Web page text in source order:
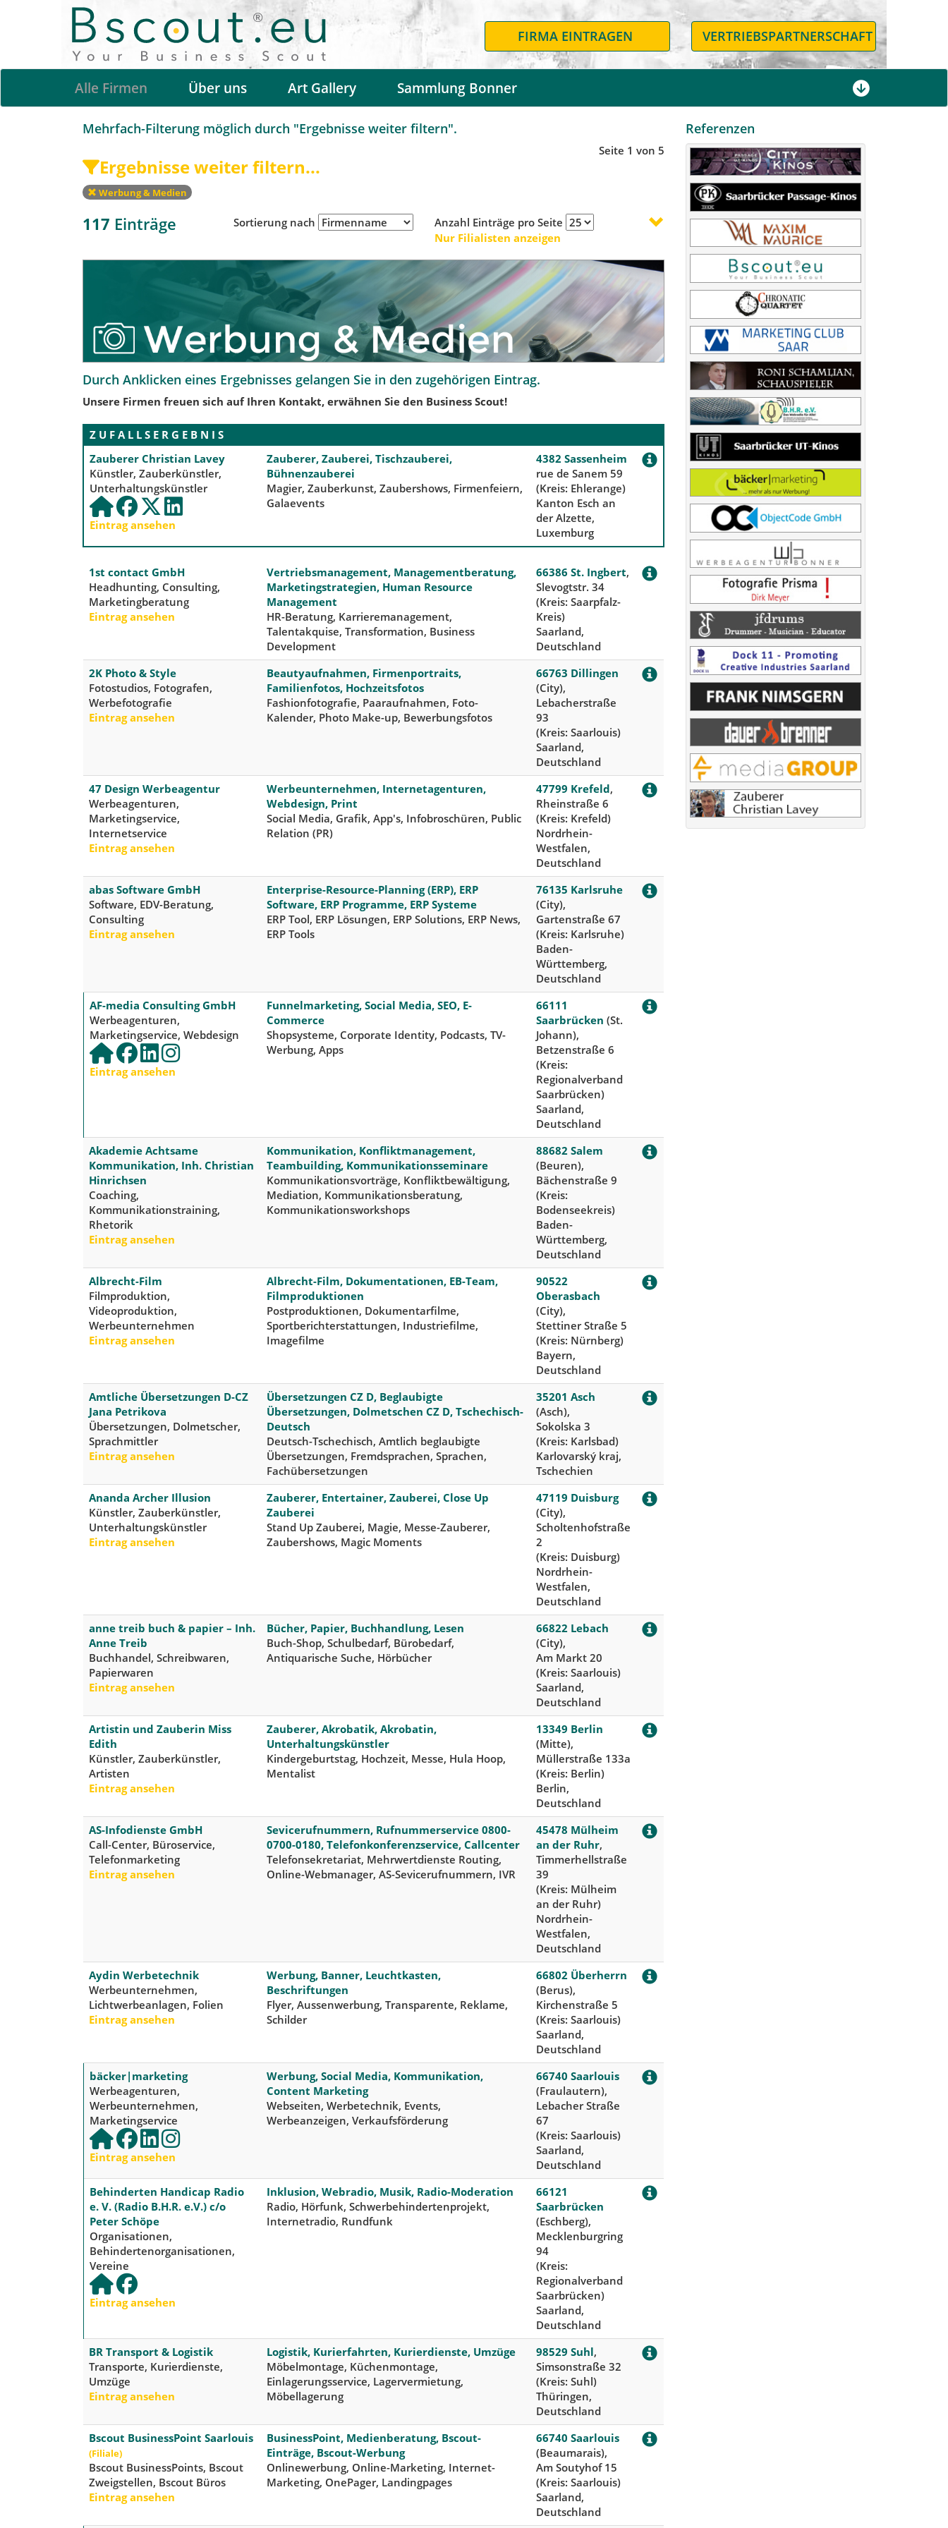
FIRMA EINTRAGEN VERTRIEBSPARTNERSCHAFT
Alle Firmen Über uns Art Gallery Sammlung Bonner
Mehrfach-Filterung möglich durch "Ergebnisse weiter filtern".
Ergebnisse weiter filtern...
Seite 1 von 5
Werbung & Medien
117 Einträge Sortierung nach
Anzahl Einträge pro Seite
Nur Filialisten anzeigen
Durch Anklicken eines Ergebnisses gelangen Sie in den zugehörigen Eintrag.
Unsere Firmen freuen sich auf Ihren Kontakt, erwähnen Sie den Business Scout!
Z U F A L L S E R G E B N I S
Zauberer Christian Lavey
Künstler, Zauberkünstler,
Unterhaltungskünstler
Eintrag ansehen
Zauberer, Zauberei, Tischzauberei,
Bühnenzauberei
Magier, Zauberkunst, Zaubershows, Firmenfeiern,
Galaevents
4382 Sassenheim
rue de Sanem 59
(Kreis: Ehlerange)
Kanton Esch an
der Alzette,
Luxemburg
1st contact GmbH
Headhunting, Consulting,
Marketingberatung
Eintrag ansehen
Vertriebsmanagement, Managementberatung,
Marketingstrategien, Human Resource
Management
HR-Beratung, Karrieremanagement,
Talentakquise, Transformation, Business
Development
66386 St. Ingbert,
Slevogtstr. 34
(Kreis: Saarpfalz-
Kreis)
Saarland,
Deutschland
2K Photo & Style
Fotostudios, Fotografen,
Werbefotografie
Eintrag ansehen
Beautyaufnahmen, Firmenportraits,
Familienfotos, Hochzeitsfotos
Fashionfotografie, Paaraufnahmen, Foto-
Kalender, Photo Make-up, Bewerbungsfotos
66763 Dillingen
(City),
Lebacherstraße
93
(Kreis: Saarlouis)
Saarland,
Deutschland
47 Design Werbeagentur
Werbeagenturen,
Marketingservice,
Internetservice
Eintrag ansehen
Werbeunternehmen, Internetagenturen,
Webdesign, Print
Social Media, Grafik, App's, Infobroschüren, Public
Relation (PR)
47799 Krefeld,
Rheinstraße 6
(Kreis: Krefeld)
Nordrhein-
Westfalen,
Deutschland
abas Software GmbH
Software, EDV-Beratung,
Consulting
Eintrag ansehen
Enterprise-Resource-Planning (ERP), ERP
Software, ERP Programme, ERP Systeme
ERP Tool, ERP Lösungen, ERP Solutions, ERP News,
ERP Tools
76135 Karlsruhe
(City),
Gartenstraße 67
(Kreis: Karlsruhe)
Baden-
Württemberg,
Deutschland
AF-media Consulting GmbH
Werbeagenturen,
Marketingservice, Webdesign
Eintrag ansehen
Funnelmarketing, Social Media, SEO, E-
Commerce
Shopsysteme, Corporate Identity, Podcasts, TV-
Werbung, Apps
66111
Saarbrücken (St.
Johann),
Betzenstraße 6
(Kreis:
Regionalverband
Saarbrücken)
Saarland,
Deutschland
Akademie Achtsame
Kommunikation, Inh. Christian
Hinrichsen
Coaching,
Kommunikationstraining,
Rhetorik
Eintrag ansehen
Kommunikation, Konfliktmanagement,
Teambuilding, Kommunikationsseminare
Kommunikationsvorträge, Konfliktbewältigung,
Mediation, Kommunikationsberatung,
Kommunikationsworkshops
88682 Salem
(Beuren),
Bächenstraße 9
(Kreis:
Bodenseekreis)
Baden-
Württemberg,
Deutschland
Albrecht-Film
Filmproduktion,
Videoproduktion,
Werbeunternehmen
Eintrag ansehen
Albrecht-Film, Dokumentationen, EB-Team,
Filmproduktionen
Postproduktionen, Dokumentarfilme,
Sportberichterstattungen, Industriefilme,
Imagefilme
90522
Oberasbach
(City),
Stettiner Straße 5
(Kreis: Nürnberg)
Bayern,
Deutschland
Amtliche Übersetzungen D-CZ
Jana Petrikova
Übersetzungen, Dolmetscher,
Sprachmittler
Eintrag ansehen
Übersetzungen CZ D, Beglaubigte
Übersetzungen, Dolmetschen CZ D, Tschechisch-
Deutsch
Deutsch-Tschechisch, Amtlich beglaubigte
Übersetzungen, Fremdsprachen, Sprachen,
Fachübersetzungen
35201 Asch
(Asch),
Sokolska 3
(Kreis: Karlsbad)
Karlovarský kraj,
Tschechien
Ananda Archer Illusion
Künstler, Zauberkünstler,
Unterhaltungskünstler
Eintrag ansehen
Zauberer, Entertainer, Zauberei, Close Up
Zauberei
Stand Up Zauberei, Magie, Messe-Zauberer,
Zaubershows, Magic Moments
47119 Duisburg
(City),
Scholtenhofstraße
2
(Kreis: Duisburg)
Nordrhein-
Westfalen,
Deutschland
anne treib buch & papier – Inh.
Anne Treib
Buchhandel, Schreibwaren,
Papierwaren
Eintrag ansehen
Bücher, Papier, Buchhandlung, Lesen
Buch-Shop, Schulbedarf, Bürobedarf,
Antiquarische Suche, Hörbücher
66822 Lebach
(City),
Am Markt 20
(Kreis: Saarlouis)
Saarland,
Deutschland
Artistin und Zauberin Miss
Edith
Künstler, Zauberkünstler,
Artisten
Eintrag ansehen
Zauberer, Akrobatik, Akrobatin,
Unterhaltungskünstler
Kindergeburtstag, Hochzeit, Messe, Hula Hoop,
Mentalist
13349 Berlin
(Mitte),
Müllerstraße 133a
(Kreis: Berlin)
Berlin,
Deutschland
AS-Infodienste GmbH
Call-Center, Büroservice,
Telefonmarketing
Eintrag ansehen
Sevicerufnummern, Rufnummerservice 0800-
0700-0180, Telefonkonferenzservice, Callcenter
Telefonsekretariat, Mehrwertdienste Routing,
Online-Webmanager, AS-Sevicerufnummern, IVR
45478 Mülheim
an der Ruhr,
Timmerhellstraße
39
(Kreis: Mülheim
an der Ruhr)
Nordrhein-
Westfalen,
Deutschland
Aydin Werbetechnik
Werbeunternehmen,
Lichtwerbeanlagen, Folien
Eintrag ansehen
Werbung, Banner, Leuchtkasten,
Beschriftungen
Flyer, Aussenwerbung, Transparente, Reklame,
Schilder
66802 Überherrn
(Berus),
Kirchenstraße 5
(Kreis: Saarlouis)
Saarland,
Deutschland
bäcker|marketing
Werbeagenturen,
Werbeunternehmen,
Marketingservice
Eintrag ansehen
Werbung, Social Media, Kommunikation,
Content Marketing
Webseiten, Werbetechnik, Events,
Werbeanzeigen, Verkaufsförderung
66740 Saarlouis
(Fraulautern),
Lebacher Straße
67
(Kreis: Saarlouis)
Saarland,
Deutschland
Behinderten Handicap Radio
e. V. (Radio B.H.R. e.V.) c/o
Peter Schöpe
Organisationen,
Behindertenorganisationen,
Vereine
Eintrag ansehen
Inklusion, Webradio, Musik, Radio-Moderation
Radio, Hörfunk, Schwerbehindertenprojekt,
Internetradio, Rundfunk
66121
Saarbrücken
(Eschberg),
Mecklenburgring
94
(Kreis:
Regionalverband
Saarbrücken)
Saarland,
Deutschland
BR Transport & Logistik
Transporte, Kurierdienste,
Umzüge
Eintrag ansehen
Logistik, Kurierfahrten, Kurierdienste, Umzüge
Möbelmontage, Küchenmontage,
Einlagerungsservice, Lagervermietung,
Möbellagerung
98529 Suhl,
Simsonstraße 32
(Kreis: Suhl)
Thüringen,
Deutschland
Bscout BusinessPoint Saarlouis
(Filiale)
Bscout BusinessPoints, Bscout
Zweigstellen, Bscout Büros
Eintrag ansehen
BusinessPoint, Medienberatung, Bscout-
Einträge, Bscout-Werbung
Onlinewerbung, Online-Marketing, Internet-
Marketing, OnePager, Landingpages
66740 Saarlouis
(Beaumarais),
Am Soutyhof 15
(Kreis: Saarlouis)
Saarland,
Deutschland
Referenzen